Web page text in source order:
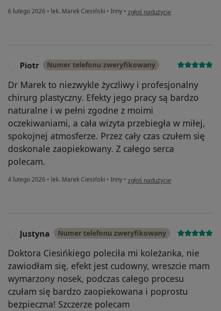
6 lutego 2026 • lek. Marek Ciesiński • Inny • w opinii użytkownika MP
zgłoś nadużycie
Piotr Numer telefonu zweryfikowany
Dr Marek to niezwykle życzliwy i profesjonalny
chirurg plastyczny. Efekty jego pracy są bardzo
naturalne i w pełni zgodne z moimi
oczekiwaniami, a cała wizyta przebiegła w miłej,
spokojnej atmosferze. Przez cały czas czułem się
doskonale zaopiekowany. Z całego serca
polecam.
4 lutego 2026 • lek. Marek Ciesiński • Inny • w opinii użytkownika Piotr
zgłoś nadużycie
Justyna Numer telefonu zweryfikowany
Doktora Ciesińkiego poleciła mi koleżanka, nie
zawiodłam się, efekt jest cudowny, wreszcie mam
wymarzony nosek, podczas całego procesu
czułam się bardzo zaopiekowana i poprostu
bezpieczna! Szczerze polecam